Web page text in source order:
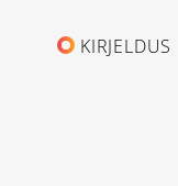
KIRJELDUS